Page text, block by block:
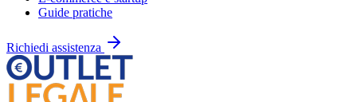
Guide pratiche
Richiedi assistenza